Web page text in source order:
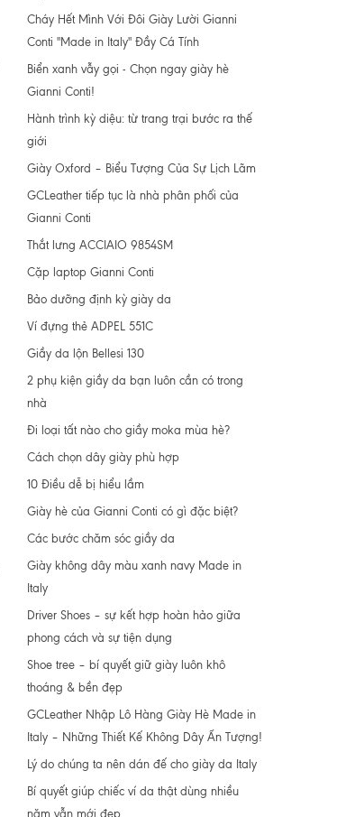
Cháy Hết Mình Với Đôi Giày Lười Gianni
Conti "Made in Italy" Đầy Cá Tính
Biển xanh vẫy gọi - Chọn ngay giày hè
Gianni Conti!
Hành trình kỳ diệu: từ trang trại bước ra thế
giới
Giày Oxford – Biểu Tượng Của Sự Lịch Lãm
GCLeather tiếp tục là nhà phân phối của
Gianni Conti
Thắt lưng ACCIAIO 9854SM
Cặp laptop Gianni Conti
Bảo dưỡng định kỳ giày da
Ví đựng thẻ ADPEL 551C
Giầy da lộn Bellesi 130
2 phụ kiện giầy da bạn luôn cần có trong
nhà
Đi loại tất nào cho giầy moka mùa hè?
Cách chọn dây giày phù hợp
10 Điều dễ bị hiểu lầm
Giày hè của Gianni Conti có gì đặc biệt?
Các bước chăm sóc giầy da
Giày không dây màu xanh navy Made in
Italy
Driver Shoes – sự kết hợp hoàn hảo giữa
phong cách và sự tiện dụng
Shoe tree – bí quyết giữ giày luôn khô
thoáng & bền đẹp
GCLeather Nhập Lô Hàng Giày Hè Made in
Italy – Những Thiết Kế Không Dây Ấn Tượng!
Lý do chúng ta nên dán đế cho giày da Italy
Bí quyết giúp chiếc ví da thật dùng nhiều
năm vẫn mới đẹp